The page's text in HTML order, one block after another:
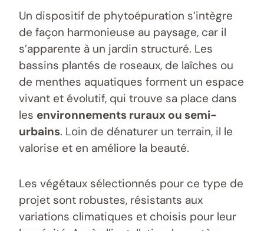
Un dispositif de phytoépuration s’intègre
de façon harmonieuse au paysage, car il
s’apparente à un jardin structuré. Les
bassins plantés de roseaux, de laîches ou
de menthes aquatiques forment un espace
vivant et évolutif, qui trouve sa place dans
les environnements ruraux ou semi-
urbains. Loin de dénaturer un terrain, il le
valorise et en améliore la beauté.
Les végétaux sélectionnés pour ce type de
projet sont robustes, résistants aux
variations climatiques et choisis pour leur